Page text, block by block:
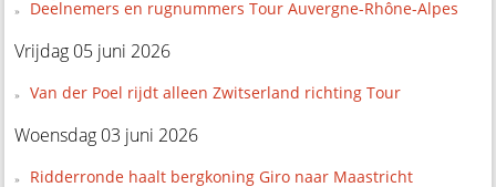
Deelnemers en rugnummers Tour Auvergne-Rhône-Alpes
Vrijdag 05 juni 2026
Van der Poel rijdt alleen Zwitserland richting Tour
Woensdag 03 juni 2026
Ridderronde haalt bergkoning Giro naar Maastricht